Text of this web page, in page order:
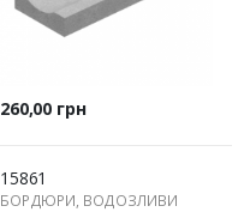
Ціна
260,00 грн
15861
БОРДЮРИ, ВОДОЗЛИВИ